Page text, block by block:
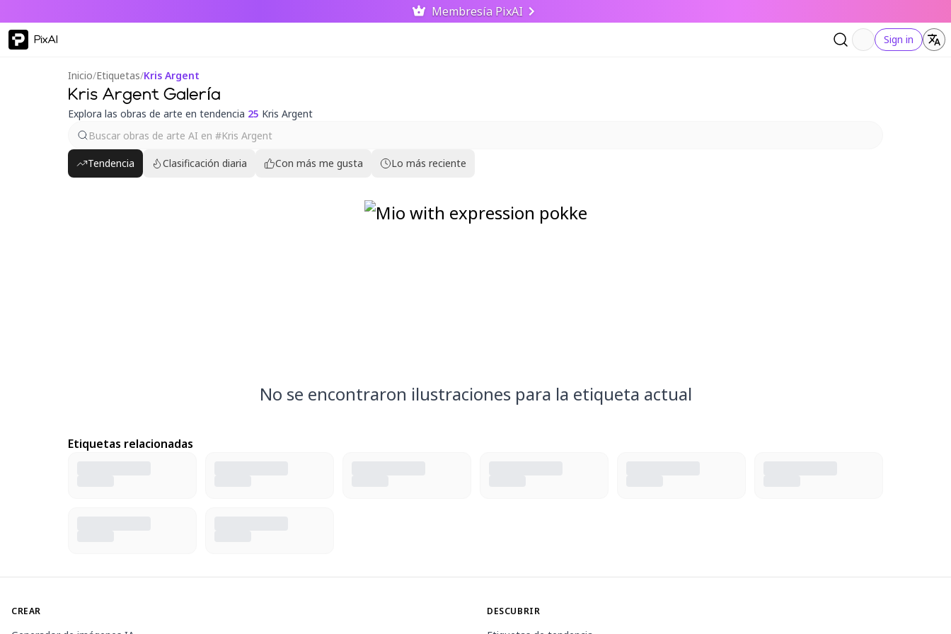
Membresía PixAI
PixAI Sign in
Inicio/Etiquetas/Kris Argent
Kris Argent Galería
Explora las obras de arte en tendencia 25 Kris Argent
Tendencia Clasificación diaria Con más me gusta Lo más reciente
No se encontraron ilustraciones para la etiqueta actual
Etiquetas relacionadas
CREAR DESCUBRIR